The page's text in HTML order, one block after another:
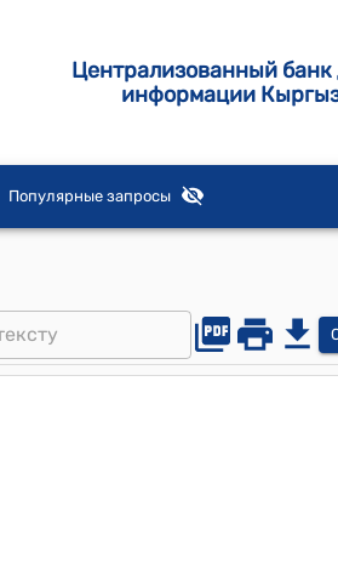
Централизованный
информации
Популярные запросы